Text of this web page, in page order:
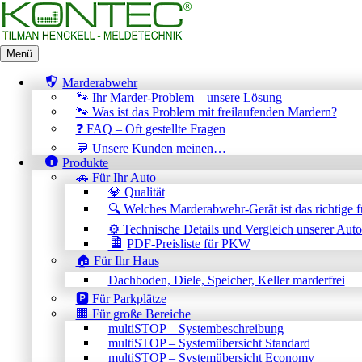
Marderabwehr von KONTEC®
Die beste Hilfe ✅ gegen Marder im Auto + Haus durch Ultraschall
Menü
Marderabwehr
🐾 Ihr Marder-Problem – unsere Lösung
🐾 Was ist das Problem mit freilaufenden Mardern?
❓ FAQ – Oft gestellte Fragen
💬 Unsere Kunden meinen…
Produkte
🚗 Für Ihr Auto
💎 Qualität
🔍 Welches Marderabwehr-Gerät ist das richtige
⚙️ Technische Details und Vergleich unserer
PDF-Preisliste für PKW
🏠 Für Ihr Haus
Dachboden, Diele, Speicher, Keller marderfrei
🅿️ Für Parkplätze
🏢 Für große Bereiche
multiSTOP – Systembeschreibung
multiSTOP – Systemübersicht Standard
multiSTOP – Systemübersicht Economy
Inhalt
Schlagwort:Fläche
Wie weit reicht Ultraschall?
Wie Sie schon von akustisch hörbarem Schall im Bereich von
30Hz bis 20kHz wissen, können Schallwellen – ähnlich wie
Wasserwellen – abgelenkt oder abgeschwächt werden, letzteres
mit zunehmender Entfernung. Dieser Effekt ist umso stärker, je
kürzer die Wellen sind. Im Ultraschall-Bereich werden sie
schon sehr kurzwellig, so dass schon kleine Gegenstände der
Schallausbreitung im Wege stehen können und den Schall
bedämpfen. Zwischen dem Ausdruck „Hörabstand“ und
„Scheuchabstand“ muss unterschieden werden. Ein
Schallsignal, das von einem Tier noch gehört werden kann,
muss nicht unbedingt noch scheuchen, da es auf dem Weg bis